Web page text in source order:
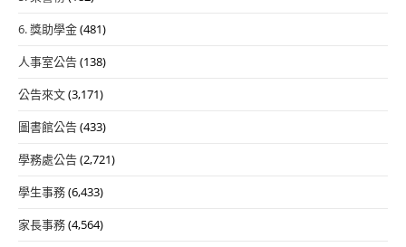
6. 獎助學金(481)
人事室公告(138)
公告來文(3,171)
圖書館公告(433)
學務處公告(2,721)
學生事務(6,433)
家長事務(4,564)